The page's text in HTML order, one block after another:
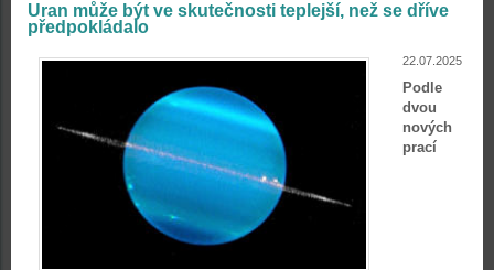
Uran může být ve skutečnosti teplejší, než se dříve
předpokládalo
22.07.2025
Podle
dvou
nových
prací